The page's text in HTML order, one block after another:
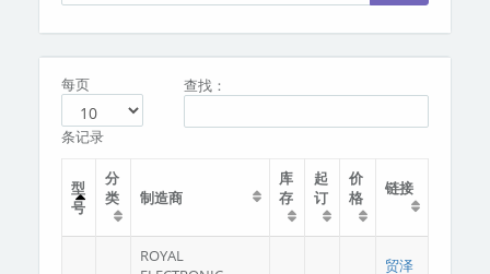
每页
条记录
查找：
型
号
分
类
制造商
库
存
起
订
价
格
链接
ROYAL
贸泽